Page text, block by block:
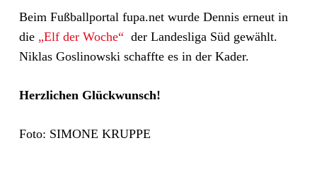
Beim Fußballportal fupa.net wurde Dennis erneut in
die „Elf der Woche“der Landesliga Süd gewählt.
Niklas Goslinowski schaffte es in der Kader.
Herzlichen Glückwunsch!
Foto: SIMONE KRUPPE